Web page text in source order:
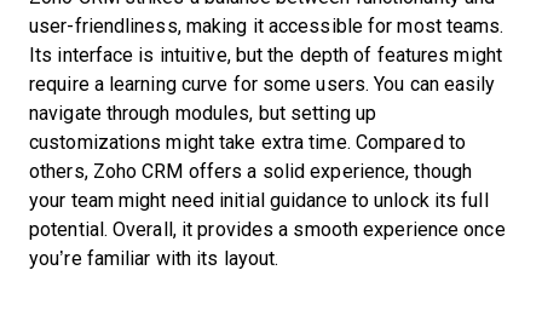
user-friendliness, making it accessible for most teams.
Its interface is intuitive, but the depth of features might
require a learning curve for some users. You can easily
navigate through modules, but setting up
customizations might take extra time. Compared to
others, Zoho CRM offers a solid experience, though
your team might need initial guidance to unlock its full
potential. Overall, it provides a smooth experience once
you’re familiar with its layout.